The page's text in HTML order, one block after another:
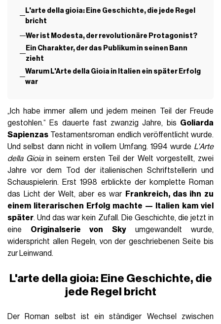
L'arte della gioia: Eine Geschichte, die jede Regel
bricht
Wer ist Modesta, der revolutionäre Protagonist?
Ein Charakter, der das Publikum in seinen Bann
zieht
Warum L'Arte della Gioia in Italien ein später Erfolg
war
„Ich habe immer allem und jedem meinen Teil der Freude
gestohlen.“ Es dauerte fast zwanzig Jahre, bis Goliarda
Sapienzas Testamentsroman endlich veröffentlicht wurde.
Und selbst dann nicht in vollem Umfang. 1994 wurde L'Arte
della Gioiain seinem ersten Teil der Welt vorgestellt, zwei
Jahre vor dem Tod der italienischen Schriftstellerin und
Schauspielerin. Erst 1998 erblickte der komplette Roman
das Licht der Welt, aber es war Frankreich, das ihn zu
einem literarischen Erfolg machte — Italien kam viel
später. Und das war kein Zufall. Die Geschichte, die jetzt in
eine Originalserie von Skyumgewandelt wurde,
widerspricht allen Regeln, von der geschriebenen Seite bis
zur Leinwand.
L'arte della gioia: Eine Geschichte, die
jede Regel bricht
Der Roman selbst ist ein ständiger Wechsel zwischen